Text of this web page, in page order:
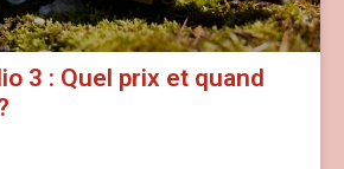
3 : Quel prix et quand